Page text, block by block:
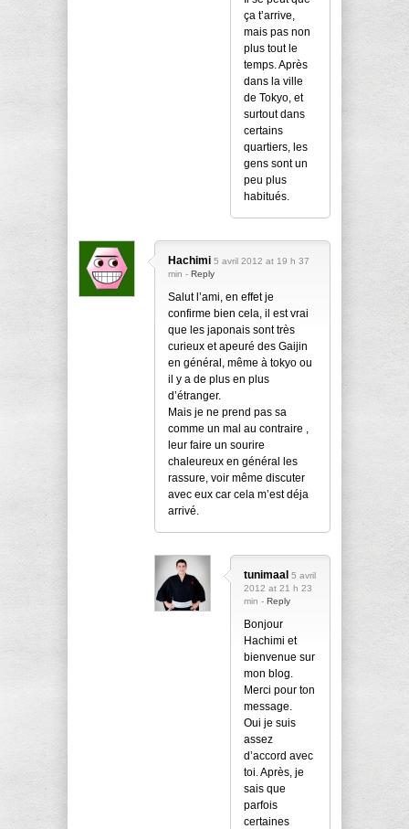
ça t’arrive,
mais pas non
plus tout le
temps. Après
dans la ville
de Tokyo, et
surtout dans
certains
quartiers, les
gens sont un
peu plus
habitués.
Hachimi 5 avril 2012 at 19 h 37
min - Reply
Salut l’ami, en effet je
confirme bien cela, il est vrai
que les japonais sont très
curieux et apeuré des Gaijin
en général, même à tokyo ou
il y a de plus en plus
d’étranger.
Mais je ne prend pas sa
comme un mal au contraire ,
leur faire un sourire
chaleureux en général les
rassure, voir même discuter
avec eux car cela m’est déja
arrivé.
tunimaal 5 avril
2012 at 21 h 23
min - Reply
Bonjour
Hachimi et
bienvenue sur
mon blog.
Merci pour ton
message.
Oui je suis
assez
d’accord avec
toi. Après, je
sais que
parfois
certaines